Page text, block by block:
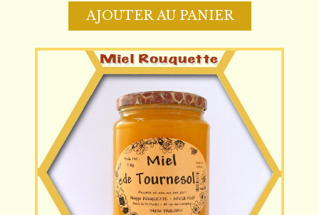
AJOUTER AU PANIER